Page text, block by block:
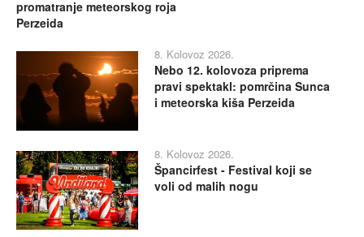
promatranje meteorskog roja
Perzeida
8. Kolovoz 2026.
Nebo 12. kolovoza priprema
pravi spektakl: pomrčina Sunca
i meteorska kiša Perzeida
8. Kolovoz 2026.
Špancirfest - Festival koji se
voli od malih nogu